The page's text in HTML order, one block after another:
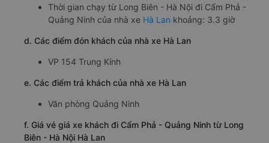
Thời gian chạy từ Long Biên - Hà Nội đi Cẩm Phả -
Quảng Ninh của nhà xe Hà Lan khoảng: 3.3 giờ
d. Các điểm đón khách của nhà xe Hà Lan
VP 154 Trung Kính
e. Các điểm trả khách của nhà xe Hà Lan
Văn phòng Quảng Ninh
f. Giá vé giá xe khách đi Cẩm Phả - Quảng Ninh từ Long
Biên - Hà Nội Hà Lan